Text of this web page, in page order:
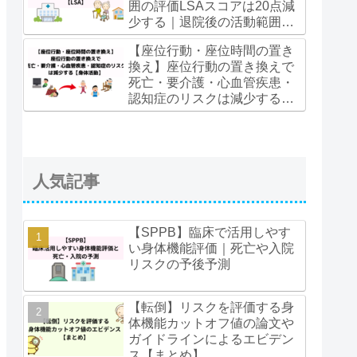
囲の評価LSAスコアは20点減
少する｜退院後の活動範囲を
再建する多角的リハビリ介入
【LSA】
【座位行動・座位時間の置き
換え】座位行動の置き換えで
死亡・要介護・心血管疾患・
認知症のリスクは減少する
【身体活動】
人気記事
【SPPB】臨床で活用しやす
い身体機能評価｜死亡や入院
リスクの予後予測
【転倒】リスクを評価する身
体機能カットオフ値の論文や
ガイドラインによるエビデン